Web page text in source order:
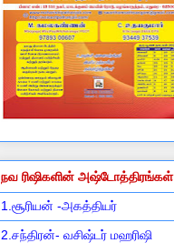
நவ ரிஷிகளின் அஷ்டோத்திரங்கள்
1.சூரியன் -அகத்தியர்
2.சந்திரன்- வசிஷ்டர் மஹரிஷி